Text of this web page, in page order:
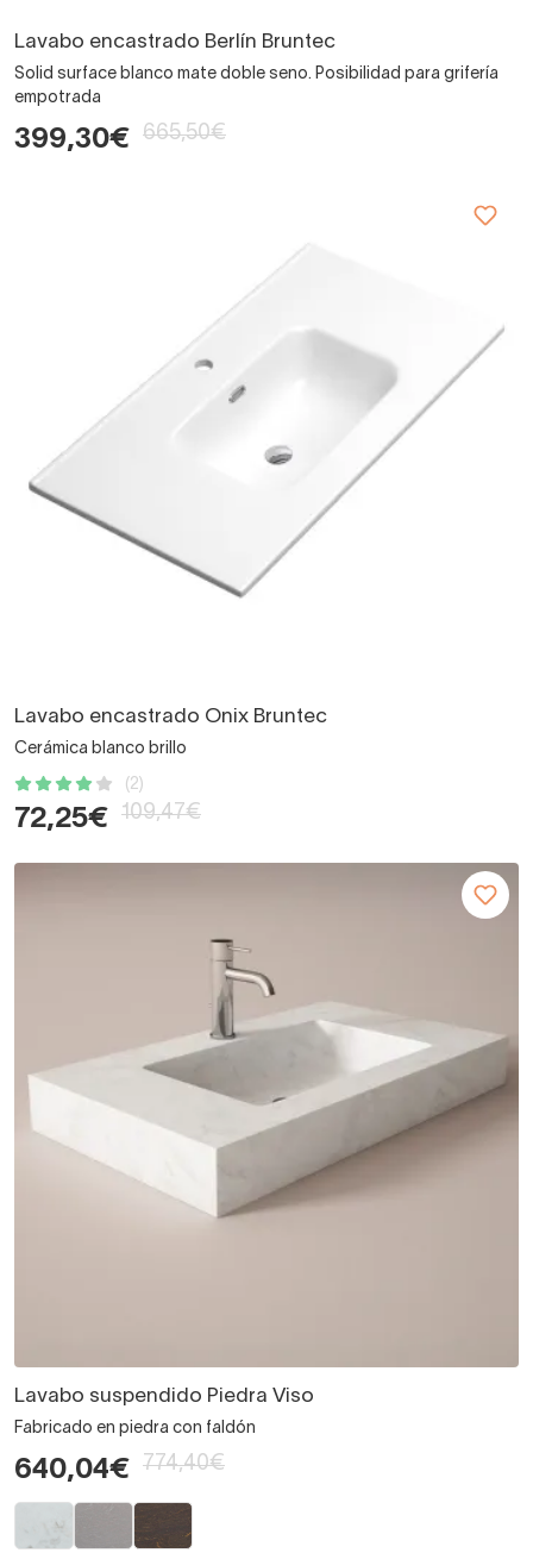
Lavabo encastrado Berlín Bruntec
Solid surface blanco mate doble seno. Posibilidad para grifería
empotrada
399,30€ 665,50€
Lavabo encastrado Onix Bruntec
Cerámica blanco brillo
(2)
72,25€ 109,47€
Lavabo suspendido Piedra Viso
Fabricado en piedra con faldón
640,04€ 774,40€